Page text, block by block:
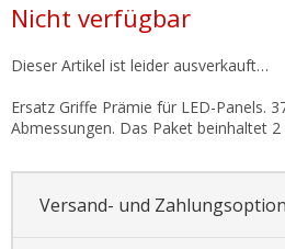
Nicht verfügbar
Dieser Artikel ist leider ausverkauft…
Ersatz Griffe Prämie für LED-Panels.
Abmessungen. Das Paket beinhaltet 2
Versand- und